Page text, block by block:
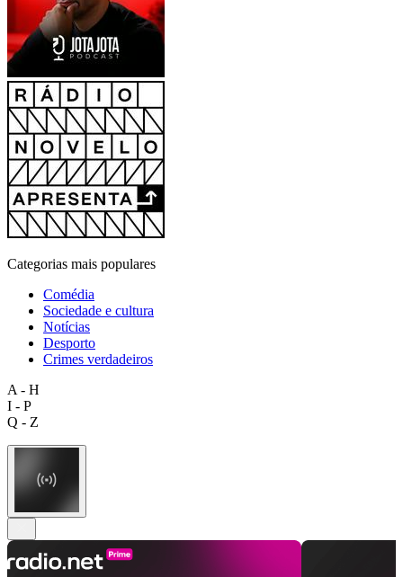
Categorias mais populares
Comédia
Sociedade e cultura
Notícias
Desporto
Crimes verdadeiros
A - H
I - P
Q - Z